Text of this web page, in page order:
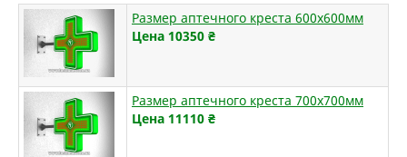
Размер аптечного креста 600х600мм
Цена 10350 ₴
Размер аптечного креста 700х700мм
Цена 11110 ₴